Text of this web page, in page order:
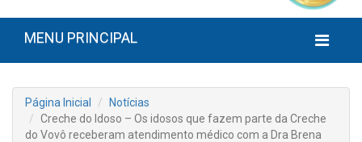
MENU PRINCIPAL
Página Inicial
Notícias
Creche do Idoso – Os idosos que fazem parte da Creche
do Vovô receberam atendimento médico com a Dra Brena